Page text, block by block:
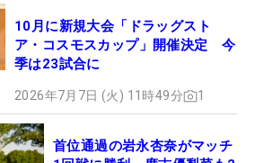
10月に新規大会「ドラッグスト
ア・コスモスカップ」開催決定 今
季は23試合に
2026年7月7日 (火) 11時49分 1
首位通過の岩永杏奈がマッチ